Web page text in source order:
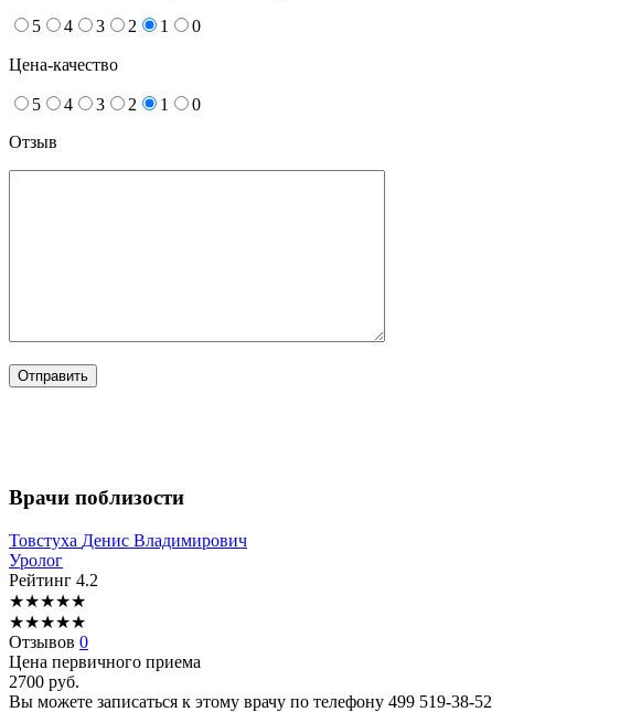
5 4 3 2 1 0
Цена-качество
5 4 3 2 1
0
Отзыв
Врачи поблизости
Товстуха Денис Владимирович
Уролог
Рейтинг 4.2
★★★★★
★★★★★
Отзывов 0
Цена первичного приема
2700 руб.
Вы можете записаться к этому врачу по телефону 499 519-38-52